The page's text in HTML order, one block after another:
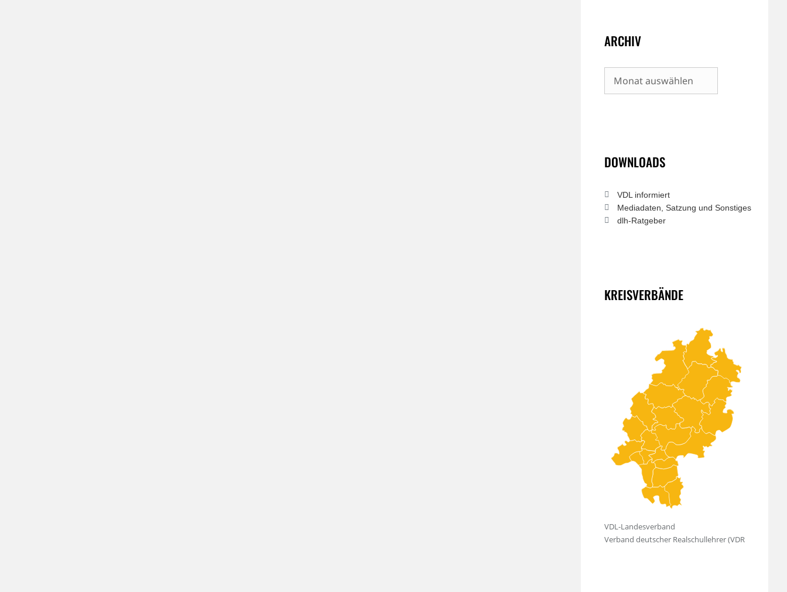
ARCHIV
Archiv
DOWNLOADS
VDL informiert
Mediadaten, Satzung und Sonstiges
dlh-Ratgeber
KREISVERBÄNDE